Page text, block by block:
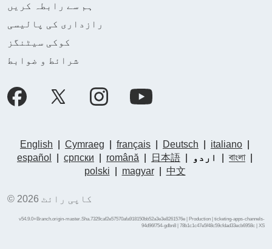
ہم سے رابطہ کریں
رازداری کی پالیسی
کوکی سیٹنگز
شرائط و ضوابط
English Cymraeg français Deutsch italiano
español
српски română 日本語 اردو বাংলা|
polski
magyar| 中文
© کاپی رائٹ 2026
v54.9.0+Branch.origin-master.Sha.7329caf2e57570afa918150bb52a3e3e8261576e | Production | ticketing-apps-channels-
94d96f754-gdbn8 | 78b1c1c47e5f48c59cfdad33ecb6958c | XS